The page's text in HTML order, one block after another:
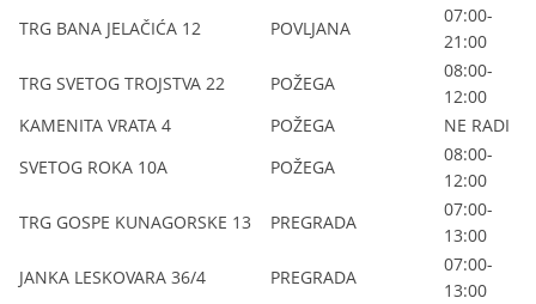
TRG BANA JELAČIĆA 12
POVLJANA
07:00-
21:00
TRG SVETOG TROJSTVA 22
POŽEGA
08:00-
12:00
KAMENITA VRATA 4
POŽEGA
NE RADI
SVETOG ROKA 10A
POŽEGA
08:00-
12:00
TRG GOSPE KUNAGORSKE 13
PREGRADA
07:00-
13:00
JANKA LESKOVARA 36/4
PREGRADA
07:00-
13:00